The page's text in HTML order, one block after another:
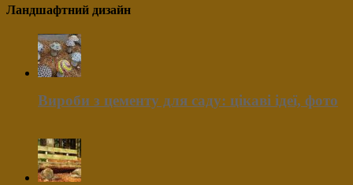
Ландшафтний дизайн
Вироби з цементу для саду: цікаві ідеї, фото